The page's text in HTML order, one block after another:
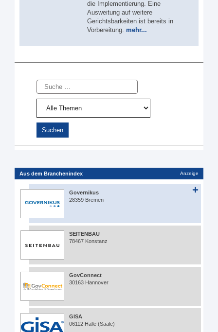
die Implementierung. Eine
Ausweitung auf weitere
Gerichtsbarkeiten ist bereits in
Vorbereitung. mehr...
Suche
Aus dem Branchenindex Anzeige
Governikus
28359 Bremen
SEITENBAU
78467 Konstanz
GovConnect
30163 Hannover
GISA
06112 Halle (Saale)